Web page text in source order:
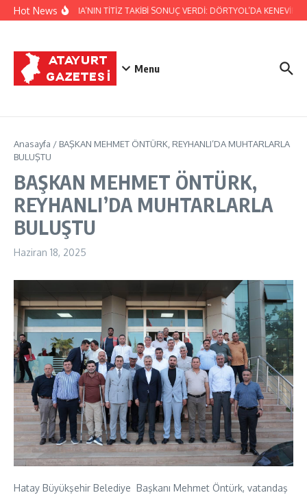
İçeriğe atla
Hot NewsJANDARMA’NIN TİTİZ TAKİBİ SONUÇ VERDİ: DÖRTYOL’DA KENEVİR
Menu
Anasayfa / BAŞKAN MEHMET ÖNTÜRK, REYHANLI’DA MUHTARLARLA
BULUŞTU
BAŞKAN MEHMET ÖNTÜRK,
REYHANLI’DA MUHTARLARLA
BULUŞTU
Haziran 18, 2025
Hatay Büyükşehir Belediye Başkanı Mehmet Öntürk, vatandaş